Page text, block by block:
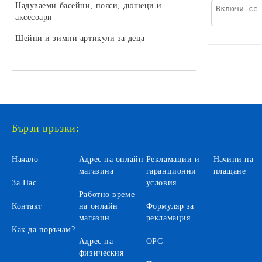
LEGO SONIC
LEGO DISNEY
LEGO Fortnite
LEGO Gabby's Dollhouse
Камиони за деца
Селскостопански машини за деца
Трансформъри и роботи
Хоби модели за сглобяване
колекционери
Бебешки играчки за легло и колички
Играчки и залъгалки за бебета
бебета
Вани и аксесоари за къпане на
бебета
Бебешки гърнета и седалки
Аксесоари за баня и тоалетна
Детски инхалатори и термометри
Надуваеми басейни, пояси, дюшеци и
аксесоари
Шейни и зимни артикули за деца
Бързи връзки:
Начало
За Нас
Контакт
Как да поръчам?
Адрес на онлайн
магазина
Работно време
на онлайн
магазин
Адрес на
физическия
Рекламации и
гаранционни
условия
Формуляр за
рекламация
ОРС
Начини на
плащане